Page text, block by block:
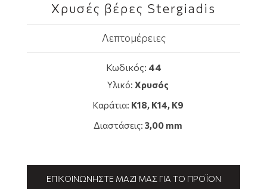
Χρυσές βέρες Stergiadis
Λεπτομέρειες
Κωδικός: 44
Υλικό: Χρυσός
Καράτια: Κ18, K14, Κ9
Διαστάσεις: 3,00 mm
ΕΠΙΚΟΙΝΩΝΉΣΤΕ ΜΑΖΊ ΜΑΣ ΓΙΑ ΤΟ ΠΡΟΪΌΝ